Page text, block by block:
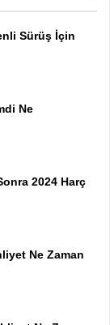
Sürüş İçin
Ne
2024 Harç
Ne Zaman